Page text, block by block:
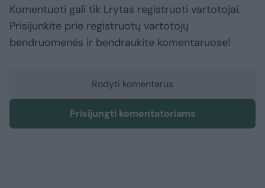
Komentuoti gali tik Lrytas registruoti vartotojai.
Prisijunkite prie registruotų vartotojų
bendruomenės ir bendraukite komentaruose!
Rodyti komentarus
Prisijungti komentatoriams